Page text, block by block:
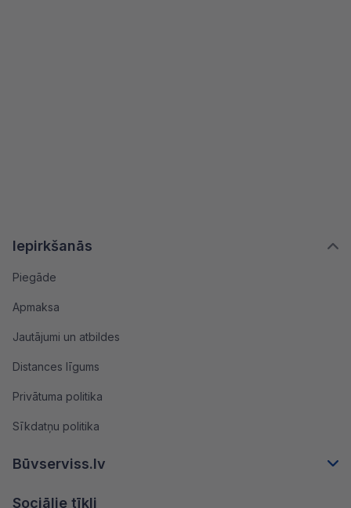
Iepirkšanās
Piegāde
Apmaksa
Jautājumi un atbildes
Distances līgums
Privātuma politika
Sīkdatņu politika
Būvserviss.lv
Sociālie tīkli